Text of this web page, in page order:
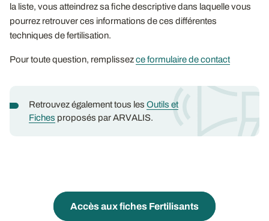
la liste, vous atteindrez sa fiche descriptive dans laquelle vous
pourrez retrouver ces informations de ces différentes
techniques de fertilisation.
Pour toute question, remplissezce formulaire de contact
Retrouvez également tous les Outils et
Fiches proposés par ARVALIS.
Accès aux fiches Fertilisants